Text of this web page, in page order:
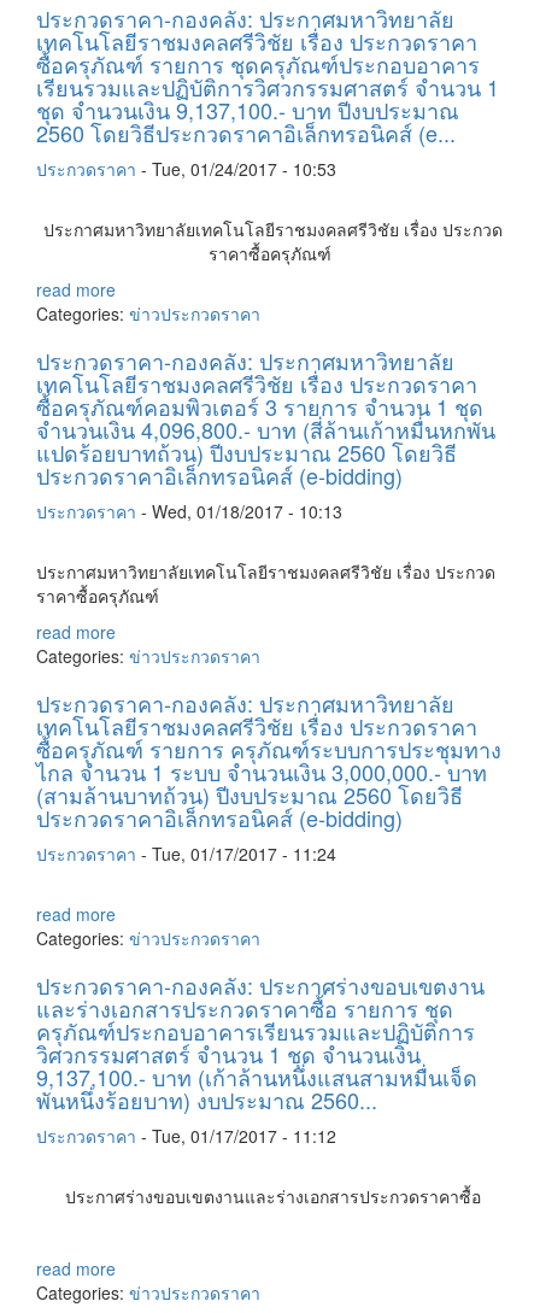
ประกวดราคา-กองคลัง: ประกาศมหาวิทยาลัย
เทคโนโลยีราชมงคลศรีวิชัย เรื่อง ประกวดราคา
ซื้อครุภัณฑ์ รายการ ชุดครุภัณฑ์ประกอบอาคาร
เรียนรวมและปฏิบัติการวิศวกรรมศาสตร์ จำนวน 1
ชุด จำนวนเงิน 9,137,100.- บาท ปีงบประมาณ
2560 โดยวิธีประกวดราคาอิเล็กทรอนิคส์ (e...
ประกวดราคา - Tue, 01/24/2017 - 10:53
ประกาศมหาวิทยาลัยเทคโนโลยีราชมงคลศรีวิชัย เรื่อง ประกวด
ราคาซื้อครุภัณฑ์
read more
Categories: ข่าวประกวดราคา
ประกวดราคา-กองคลัง: ประกาศมหาวิทยาลัย
เทคโนโลยีราชมงคลศรีวิชัย เรื่อง ประกวดราคา
ซื้อครุภัณฑ์คอมพิวเตอร์ 3 รายการ จำนวน 1 ชุด
จำนวนเงิน 4,096,800.- บาท (สี่ล้านเก้าหมื่นหกพัน
แปดร้อยบาทถ้วน) ปีงบประมาณ 2560 โดยวิธี
ประกวดราคาอิเล็กทรอนิคส์ (e-bidding)
ประกวดราคา - Wed, 01/18/2017 - 10:13
ประกาศมหาวิทยาลัยเทคโนโลยีราชมงคลศรีวิชัย เรื่อง ประกวด
ราคาซื้อครุภัณฑ์
read more
Categories: ข่าวประกวดราคา
ประกวดราคา-กองคลัง: ประกาศมหาวิทยาลัย
เทคโนโลยีราชมงคลศรีวิชัย เรื่อง ประกวดราคา
ซื้อครุภัณฑ์ รายการ ครุภัณฑ์ระบบการประชุมทาง
ไกล จำนวน 1 ระบบ จำนวนเงิน 3,000,000.- บาท
(สามล้านบาทถ้วน) ปีงบประมาณ 2560 โดยวิธี
ประกวดราคาอิเล็กทรอนิคส์ (e-bidding)
ประกวดราคา - Tue, 01/17/2017 - 11:24
read more
Categories: ข่าวประกวดราคา
ประกวดราคา-กองคลัง: ประกาศร่างขอบเขตงาน
และร่างเอกสารประกวดราคาซื้อ รายการ ชุด
ครุภัณฑ์ประกอบอาคารเรียนรวมและปฏิบัติการ
วิศวกรรมศาสตร์ จำนวน 1 ชุด จำนวนเงิน
9,137,100.- บาท (เก้าล้านหนึ่งแสนสามหมื่นเจ็ด
พันหนึ่งร้อยบาท) งบประมาณ 2560...
ประกวดราคา - Tue, 01/17/2017 - 11:12
ประกาศร่างขอบเขตงานและร่างเอกสารประกวดราคาซื้อ
read more
Categories: ข่าวประกวดราคา